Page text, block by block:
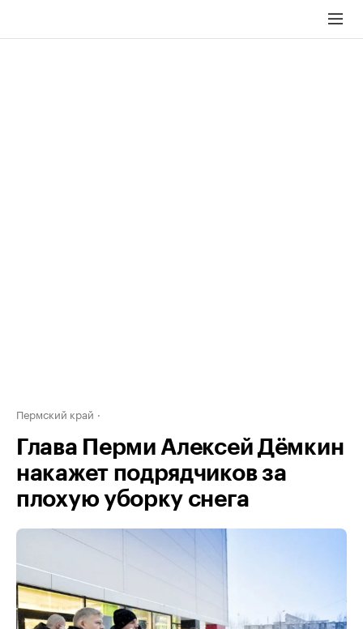
Пермский край
Глава Перми Алексей Дёмкин
накажет подрядчиков за
плохую уборку снега